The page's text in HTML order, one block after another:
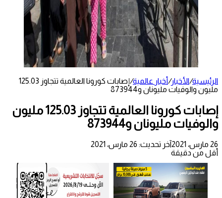
الرئيسية/الأخبار/أخبار عالمية/
إصابات كورونا العالمية تتجاوز 125.03
مليون والوفيات مليونان و873944
إصابات كورونا العالمية تتجاوز 125.03 مليون
والوفيات مليونان و873944
26 مارس، 2021
آخر تحديث: 26 مارس، 2021
أقل من دقيقة